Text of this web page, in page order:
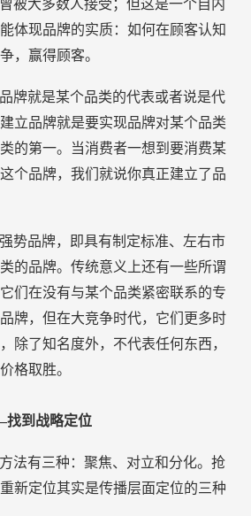
被大多数人接受；但这是一个自内
体现品牌的实质：如何在顾客认知
，赢得顾客。
牌就是某个品类的代表或者说是代
立品牌就是要实现品牌对某个品类
的第一。当消费者一想到要消费某
个品牌，我们就说你真正建立了品
势品牌，即具有制定标准、左右市
的品牌。传统意义上还有一些所谓
们在没有与某个品类紧密联系的专
牌，但在大竞争时代，它们更多时
除了知名度外，不代表任何东西，
格取胜。
到战略定位
法有三种：聚焦、对立和分化。抢
新定位其实是传播层面定位的三种